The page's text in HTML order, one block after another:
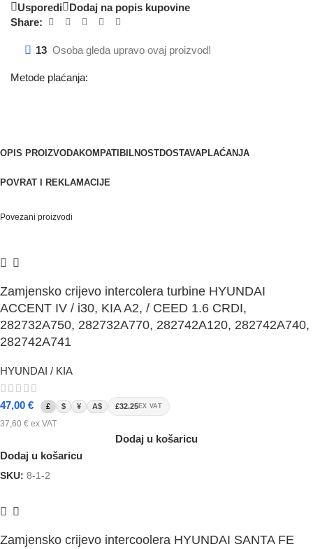
Usporedi
Dodaj na popis kupovine
Share:
13 Osoba gleda upravo ovaj proizvod!
Metode plaćanja:
OPIS PROIZVODAKOMPATIBILNOSTDOSTAVAPLAĆANJA
POVRAT I REKLAMACIJE
Povezani proizvodi
Zamjensko crijevo intercolera turbine HYUNDAI
ACCENT IV / i30, KIA A2, / CEED 1.6 CRDI,
282732A750, 282732A770, 282742A120, 282742A740,
282742A741
HYUNDAI / KIA
47,00 € £ $ ¥ A$ £32.25 EX VAT
37,60 € ex VAT
Dodaj u košaricu
Dodaj u košaricu
SKU: 8-1-2
Zamjensko crijevo intercoolera HYUNDAI SANTA FE